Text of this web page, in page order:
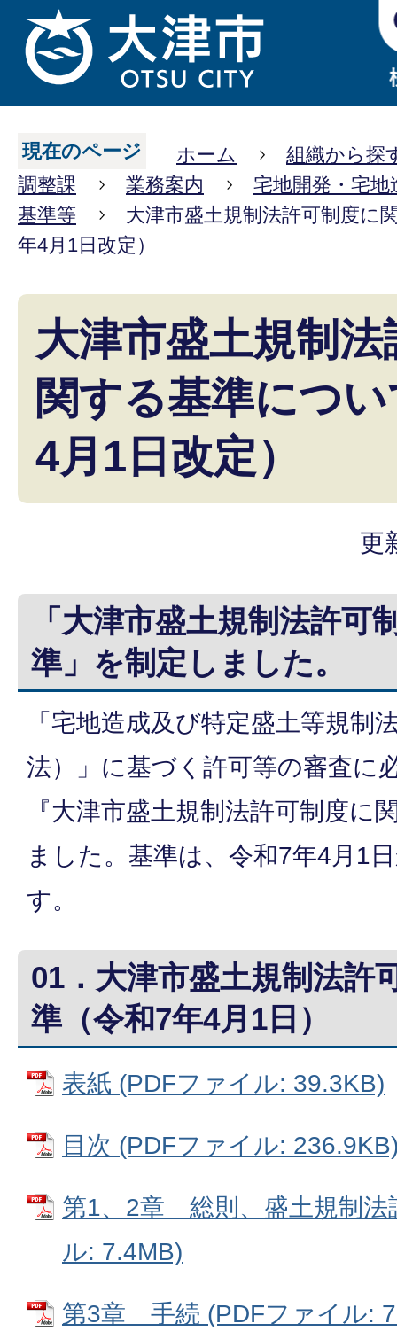
現在のページ ホーム
組織から探
調整課
業務案内
宅地開発・宅地
基準等
大津市盛土規制法許可制度に
年4月1日改定）
大津市盛土規制
関する基準につ
4月1日改定）
更
「大津市盛土規制法許可
準」を制定しました。
「宅地造成及び特定盛土等規制
法）」に基づく許可等の審査に
『大津市盛土規制法許可制度に
ました。基準は、令和7年4月1
す。
01．大津市盛土規制法許
準（令和7年4月1日）
表紙 (PDFファイル: 39.3KB)
目次 (PDFファイル:
第1、2章 総則、盛土規制法
ル: 7.4MB)
第3章 手続 (PDFファイル: